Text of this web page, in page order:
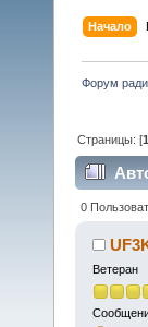
Начало
Форум
Страницы: [
0
Ветеран